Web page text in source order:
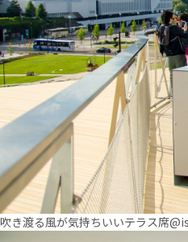
吹き渡る風が気持ちいいテラス席